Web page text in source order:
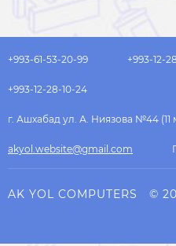
+993-61-53-20-99 +993-12-
+993-12-28-10-24
г. Ашхабад ул. А. Ниязова №44 (11
akyol.website@gmail.com
AK YOL COMPUTERS ©